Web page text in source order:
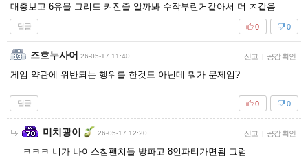
대충보고 6유물 그리드 켜진줄 알까봐 수작부린거같아서 더 ㅈ같음
답글 0
0
즈흐누사어 26-05-17 11:40 신고 | 공감 확인
게임 약관에 위반되는 행위를 한것도 아닌데 뭐가 문제임?
답글 0
0
미치광이 26-05-17 12:20 신고 | 공감 확인
ㅋㅋㅋ 니가 나이스침팬치들 방파고 8인파티가면됨 그럼